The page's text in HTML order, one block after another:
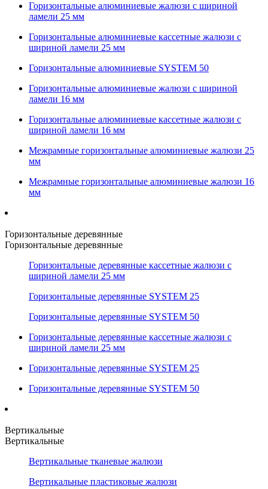
Горизонтальные алюминиевые жалюзи с шириной
ламели 25 мм
Горизонтальные алюминиевые кассетные жалюзи с
шириной ламели 25 мм
Горизонтальные алюминиевые SYSTEM 50
Горизонтальные алюминиевые жалюзи с шириной
ламели 16 мм
Горизонтальные алюминиевые кассетные жалюзи с
шириной ламели 16 мм
Межрамные горизонтальные алюминиевые жалюзи 25
мм
Межрамные горизонтальные алюминиевые жалюзи 16
мм
Горизонтальные деревянные
Горизонтальные деревянные
Горизонтальные деревянные кассетные жалюзи с
шириной ламели 25 мм
Горизонтальные деревянные SYSTEM 25
Горизонтальные деревянные SYSTEM 50
Горизонтальные деревянные кассетные жалюзи с
шириной ламели 25 мм
Горизонтальные деревянные SYSTEM 25
Горизонтальные деревянные SYSTEM 50
Вертикальные
Вертикальные
Вертикальные тканевые жалюзи
Вертикальные пластиковые жалюзи